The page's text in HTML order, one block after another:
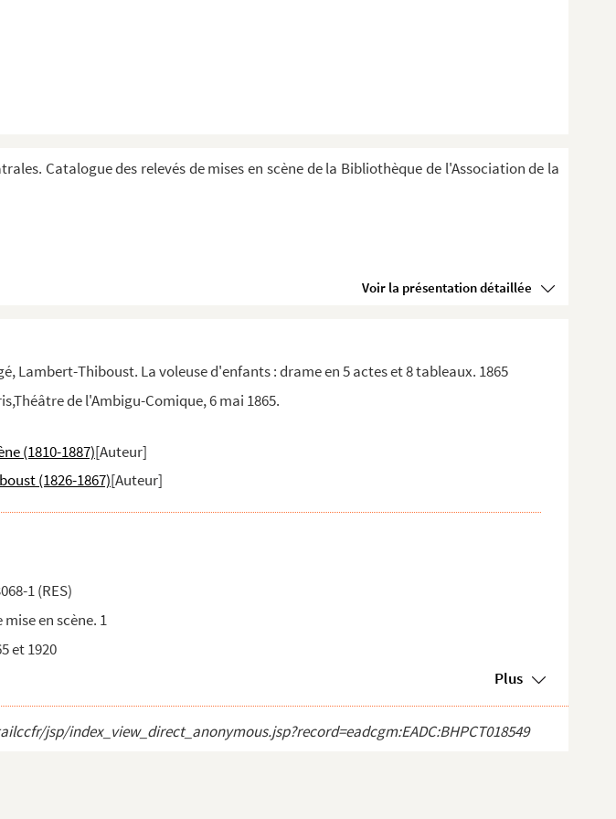
Catalogue des relevés de mises en scène de la Bibliothèque de l'Association de la
Voir la présentation détaillée
Lambert-Thiboust. La voleuse d'enfants : drame en 5 actes et 8 tableaux. 1865
de l'Ambigu-Comique, 6 mai 1865.
(1810-1887)[Auteur]
(1826-1867)[Auteur]
1 (RES)
mise en scène. 1
et 1920
Plus
jsp/index_view_direct_anonymous.jsp?record=eadcgm:EADC:BHPCT018549